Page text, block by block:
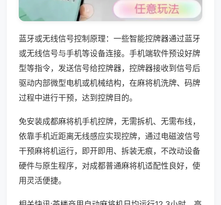
蓝牙或无线信号控制原理：一些智能控牌器通过蓝牙
或无线信号与手机等设备连接。手机端软件预设好牌
型等指令，发送信号给控牌器，控牌器接收到信号后
驱动内部微型电机或机械结构，在麻将机洗牌、码牌
过程中进行干预，达到控牌目的。
免安装成都麻将机手机控牌，无需拆机、无需布线，
依靠手机近距离无线感应实现控牌，通过电磁波信号
干预麻将机运行，即开即用、拆装无痕，不改动设备
硬件与原生程序，对成都普通麻将机适配性良好，使
用灵活便捷。